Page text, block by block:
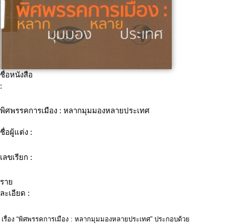
ชื่อหนังสือ
:
พิศพรรคการเมือง : หลากมุมมองหลายประเทศ
ชื่อผู้แต่ง :
เลขเรียก :
ราย
ละเอียด :
เรื่อง “พิศพรรคการเมือง : หลากมุมมองหลายประเทศ” ประกอบด้วย